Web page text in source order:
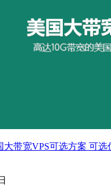
大带宽VPS可选方案 可选